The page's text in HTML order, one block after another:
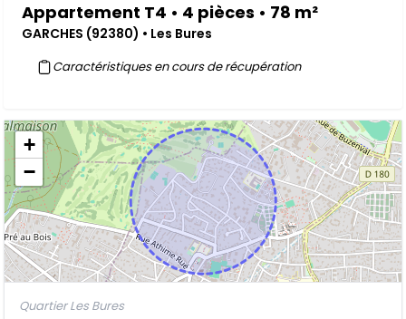
Appartement T4 • 4 pièces • 78 m²
GARCHES (92380) • Les Bures
Caractéristiques en cours de récupération
+
−
Quartier Les Bures